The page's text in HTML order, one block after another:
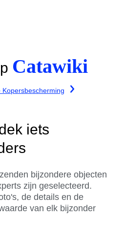
Catawiki
iets
bijzondere objecten
zijn geselecteerd.
de details en de
van elk bijzonder